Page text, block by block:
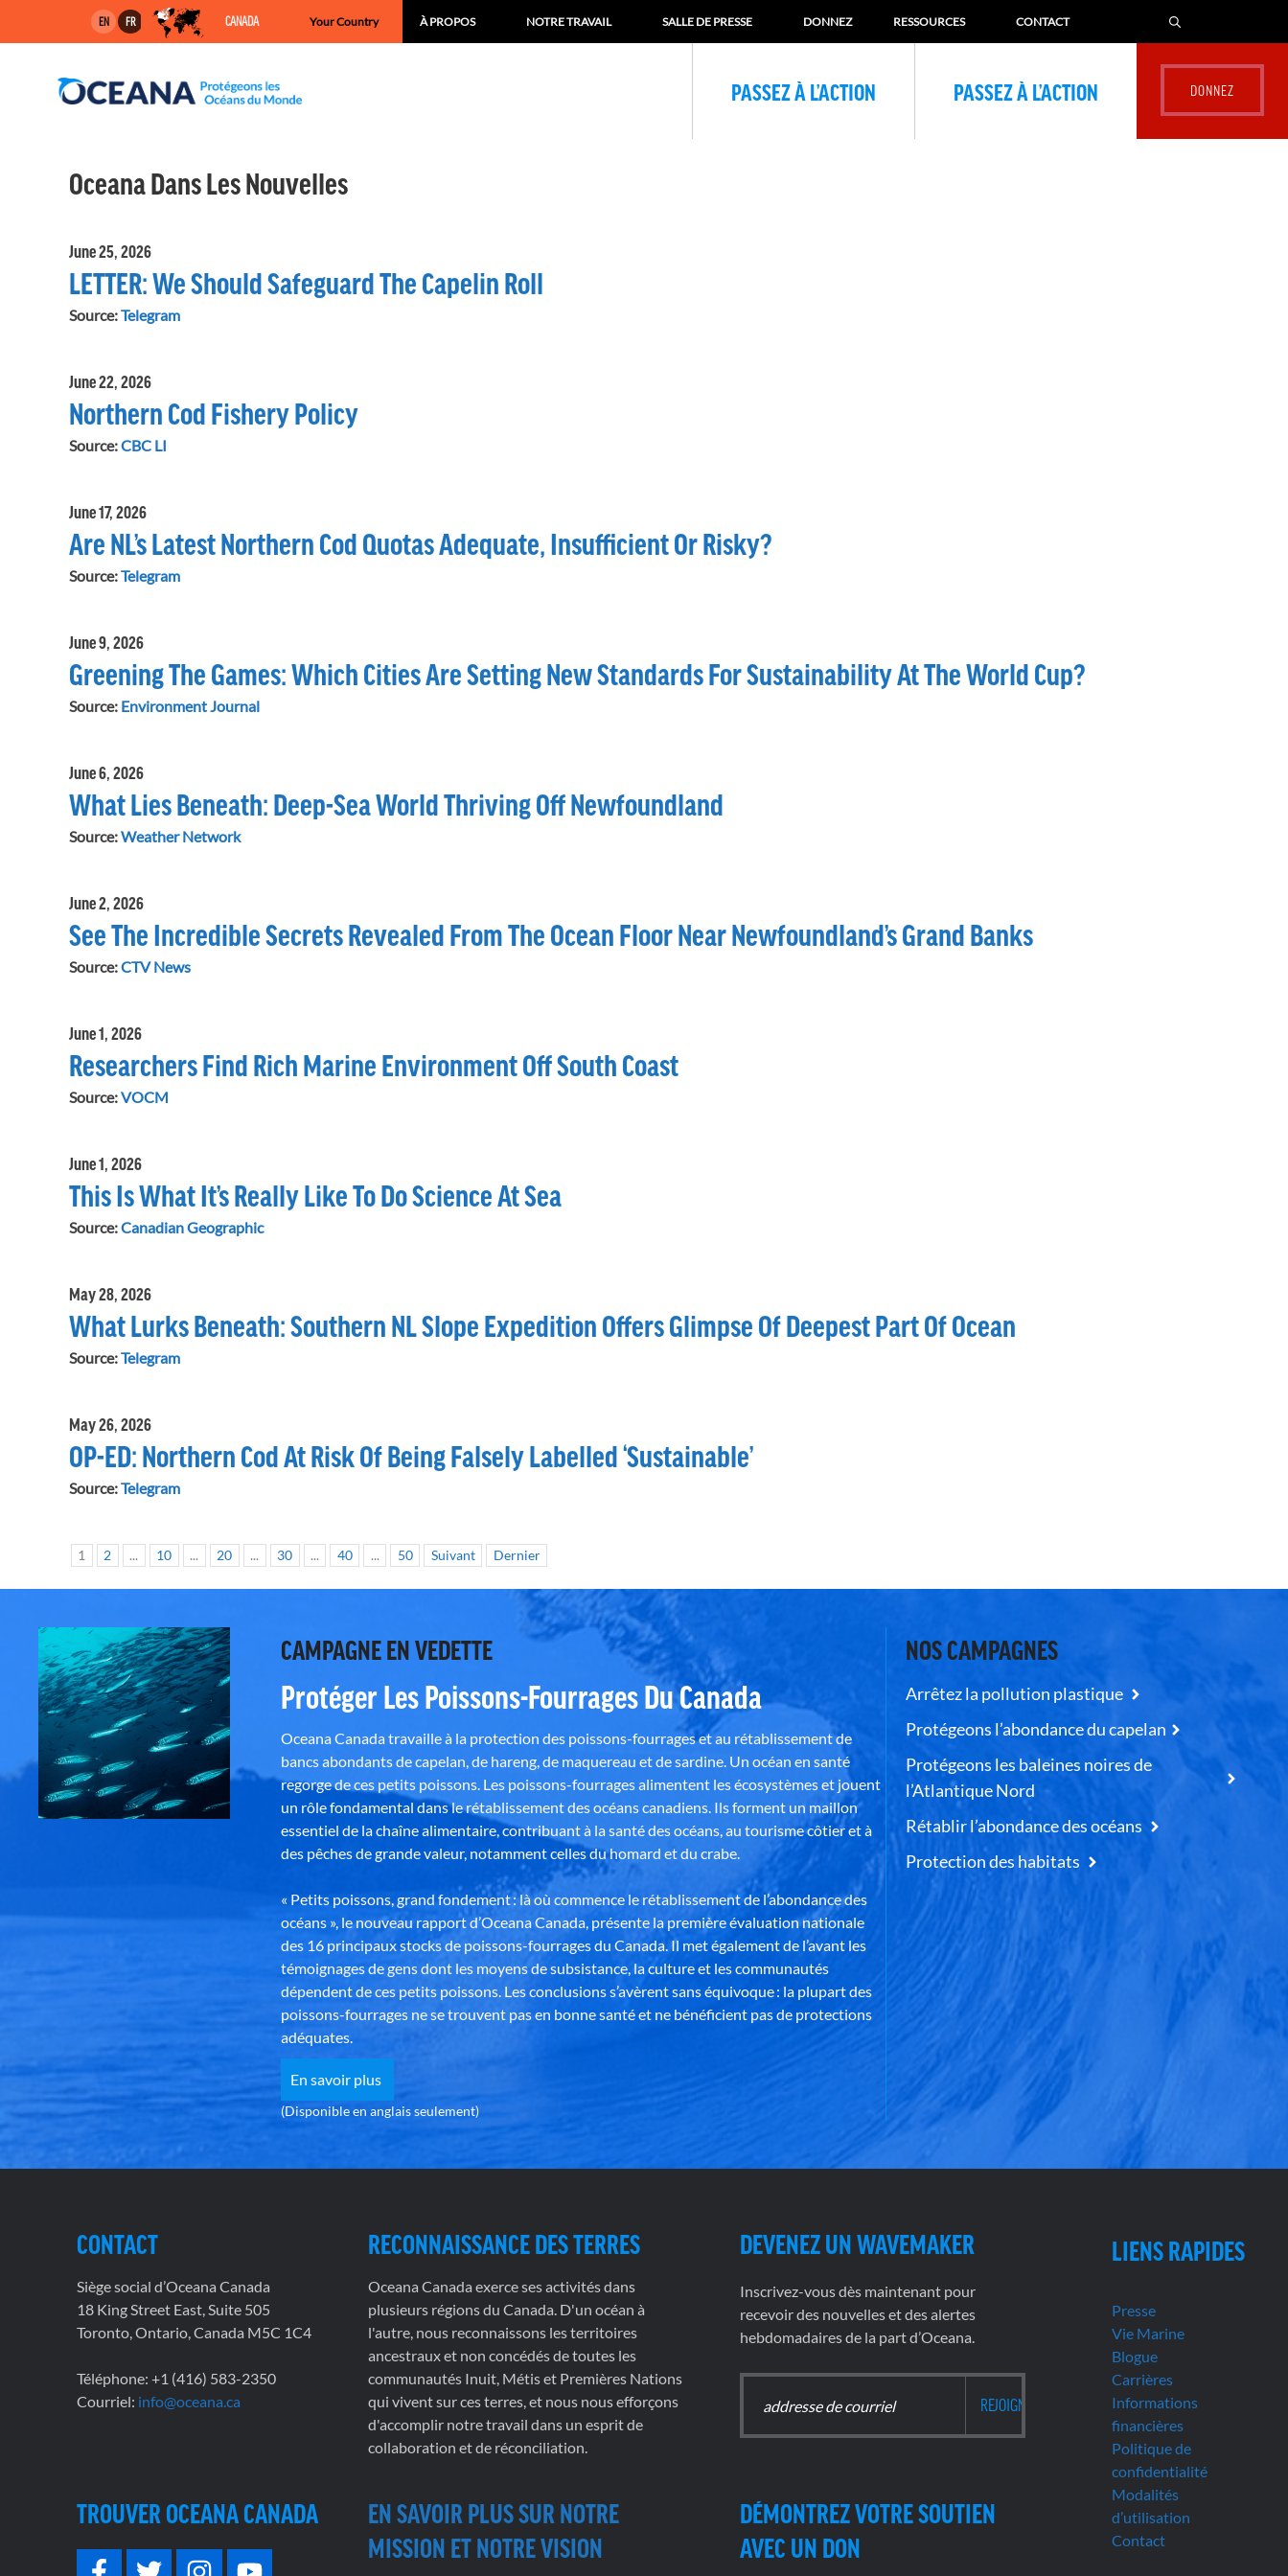
EN FR CANADA Your Country À PROPOS NOTRE TRAVAIL SALLE DE PRESSE DONNEZ RESSOURCES CONTACT
PASSEZ À L’ACTION PASSEZ À L’ACTION
Oceana Dans Les Nouvelles
June 25, 2026
LETTER: We Should Safeguard The Capelin Roll
Source:Telegram
June 22, 2026
Northern Cod Fishery Policy
Source:CBC LI
June 17, 2026
Are NL’s Latest Northern Cod Quotas Adequate, Insufficient Or Risky?
Source:Telegram
June 9, 2026
Greening The Games: Which Cities Are Setting New Standards For Sustainability At The World Cup?
Source: Environment Journal
June 6, 2026
What Lies Beneath: Deep-Sea World Thriving Off Newfoundland
Source:Weather Network
June 2, 2026
See The Incredible Secrets Revealed From The Ocean Floor Near Newfoundland’s Grand Banks
Source:CTV News
June 1, 2026
Researchers Find Rich Marine Environment Off South Coast
Source:VOCM
June 1, 2026
This Is What It’s Really Like To Do Science At Sea
Source:Canadian Geographic
May 28, 2026
What Lurks Beneath: Southern NL Slope Expedition Offers Glimpse Of Deepest Part Of Ocean
Source:Telegram
May 26, 2026
OP-ED: Northern Cod At Risk Of Being Falsely Labelled ‘sustainable’
Source:Telegram
1 2 ... 10 ... 20 ... 30 ... 40 ... 50 Suivant Dernier
CAMPAGNE EN VEDETTE
Protéger Les Poissons-Fourrages Du Canada
Oceana Canada travaille à la protection des poissons-fourrages et au rétablissement de
bancs abondants de capelan, de hareng, de maquereau et de sardine. Un océan en santé
regorge de ces petits poissons. Les poissons-fourrages alimentent les écosystèmes et jouent
un rôle fondamental dans le rétablissement des océans canadiens. Ils forment un maillon
essentiel de la chaîne alimentaire, contribuant à la santé des océans, au tourisme côtier et à
des pêches de grande valeur, notamment celles du homard et du crabe.
« Petits poissons, grand fondement : là où commence le rétablissement de l’abondance des
océans », le nouveau rapport d’Oceana Canada, présente la première évaluation nationale
des 16 principaux stocks de poissons-fourrages du Canada. Il met également de l’avant les
témoignages de gens dont les moyens de subsistance, la culture et les communautés
dépendent de ces petits poissons. Les conclusions s’avèrent sans équivoque : la plupart des
poissons-fourrages ne se trouvent pas en bonne santé et ne bénéficient pas de protections
adéquates.
En savoir plus
(Disponible en anglais seulement)
NOS CAMPAGNES
Arrêtez la pollution plastique
Protégeons l’abondance du capelan
Protégeons les baleines noires de
l’Atlantique Nord
Rétablir l’abondance des océans
Protection des habitats
CONTACT
Siège social d’Oceana Canada
18 King Street East, Suite 505
Toronto, Ontario, Canada M5C 1C4
Téléphone: +1 (416) 583-2350
Courriel: info@oceana.ca
TROUVER OCEANA CANADA
RECONNAISSANCE DES TERRES
Oceana Canada exerce ses activités dans
plusieurs régions du Canada. D'un océan à
l'autre, nous reconnaissons les territoires
ancestraux et non concédés de toutes les
communautés Inuit, Métis et Premières Nations
qui vivent sur ces terres, et nous nous efforçons
d'accomplir notre travail dans un esprit de
collaboration et de réconciliation.
EN SAVOIR PLUS SUR NOTRE
MISSION ET NOTRE VISION
DEVENEZ UN WAVEMAKER
Inscrivez-vous dès maintenant pour
recevoir des nouvelles et des alertes
hebdomadaires de la part d’Oceana.
DÉMONTREZ VOTRE SOUTIEN
AVEC UN DON
LIENS RAPIDES
Presse
Vie Marine
Blogue
Carrières
Informations
financières
Politique de
confidentialité
Modalités
d’utilisation
Contact